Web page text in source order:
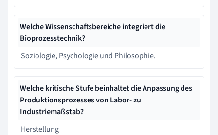
Welche Wissenschaftsbereiche integriert die
Bioprozesstechnik?
Soziologie, Psychologie und Philosophie.
Welche kritische Stufe beinhaltet die Anpassung des
Produktionsprozesses von Labor- zu
Industriemaßstab?
Herstellung